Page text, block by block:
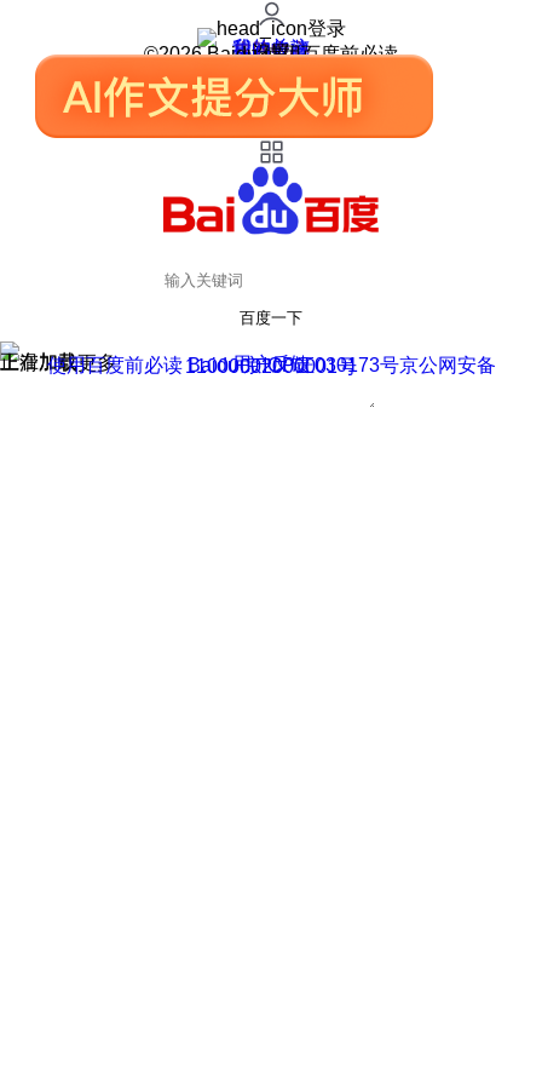
登录
我的关注
我的收藏
皮肤中心
用户反馈
设置
©2026 Baidu 使用百度前必读
百度一下
正在加载
上滑加载更多 用户反馈
使用百度前必读 Baidu 京ICP证030173号
京公网安备11000002000001号